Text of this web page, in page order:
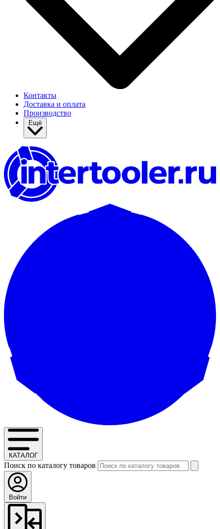
Контакты
Доставка и оплата
Производство
КАТАЛОГ
Поиск по каталогу товаров
Войти